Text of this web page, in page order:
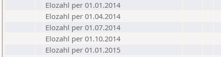
Elozahl per 01.01.2014
Elozahl per 01.04.2014
Elozahl per 01.07.2014
Elozahl per 01.10.2014
Elozahl per 01.01.2015